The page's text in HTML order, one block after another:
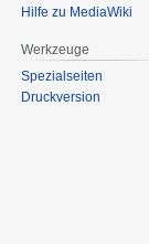
Hilfe zu MediaWiki
Werkzeuge
Spezialseiten
Druckversion